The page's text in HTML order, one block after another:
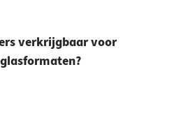
verkrijgbaar voor